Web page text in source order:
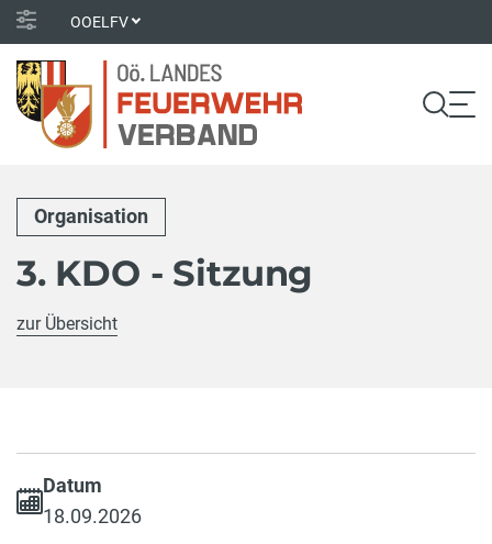
OOELFV
Organisation
3. KDO - Sitzung
zur Übersicht
Datum
18.09.2026